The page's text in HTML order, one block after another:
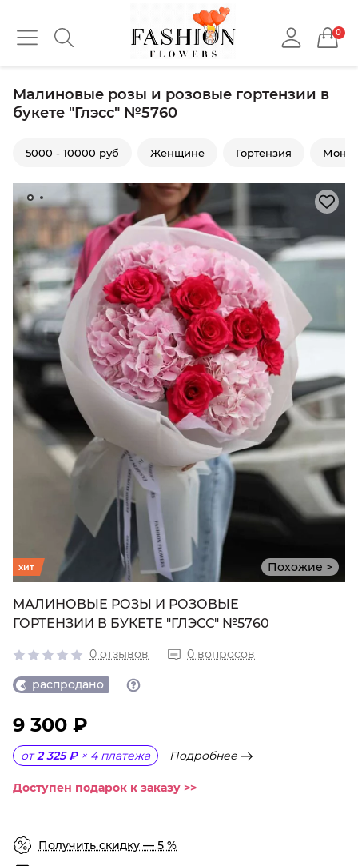
0
Малиновые розы и розовые гортензии в
букете "Глэсс" №5760
5000 - 10000 руб Женщине Гортензия Моно
Похожие >
хит
МАЛИНОВЫЕ РОЗЫ И РОЗОВЫЕ
ГОРТЕНЗИИ В БУКЕТЕ "ГЛЭСС" №5760
0 отзывов 0 вопросов
распродано
9 300 ₽
от 2 325 ₽ × 4 платежа Подробнее
Доступен подарок к заказу >>
Получить скидку — 5 %